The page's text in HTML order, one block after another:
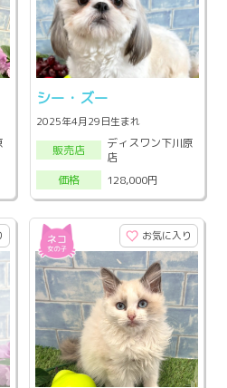
シー・ズー
2025年4月29日生まれ
販売店
ディスワン下川原
店
価格
128,000円
お気に入り